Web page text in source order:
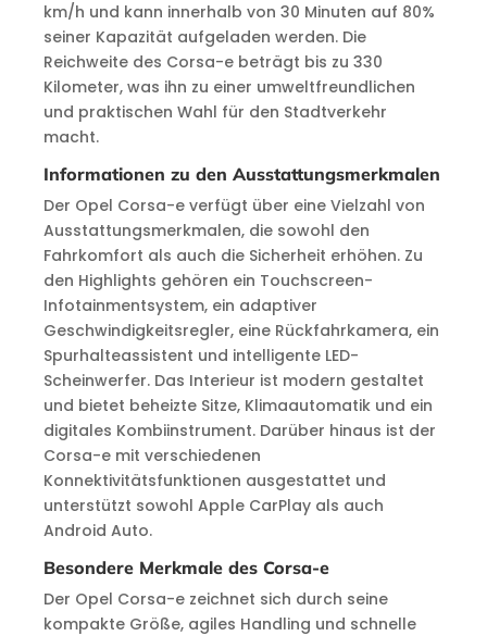
km/h und kann innerhalb von 30 Minuten auf 80%
seiner Kapazität aufgeladen werden. Die
Reichweite des Corsa-e beträgt bis zu 330
Kilometer, was ihn zu einer umweltfreundlichen
und praktischen Wahl für den Stadtverkehr
macht.
Informationen zu den Ausstattungsmerkmalen
Der Opel Corsa-e verfügt über eine Vielzahl von
Ausstattungsmerkmalen, die sowohl den
Fahrkomfort als auch die Sicherheit erhöhen. Zu
den Highlights gehören ein Touchscreen-
Infotainmentsystem, ein adaptiver
Geschwindigkeitsregler, eine Rückfahrkamera, ein
Spurhalteassistent und intelligente LED-
Scheinwerfer. Das Interieur ist modern gestaltet
und bietet beheizte Sitze, Klimaautomatik und ein
digitales Kombiinstrument. Darüber hinaus ist der
Corsa-e mit verschiedenen
Konnektivitätsfunktionen ausgestattet und
unterstützt sowohl Apple CarPlay als auch
Android Auto.
Besondere Merkmale des Corsa-e
Der Opel Corsa-e zeichnet sich durch seine
kompakte Größe, agiles Handling und schnelle